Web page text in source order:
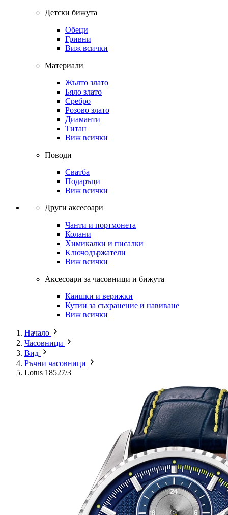
Детски бижута
Обеци
Гривни
Виж всички
Материали
Жълто злато
Бяло злато
Сребро
Розово злато
Диаманти
Титан
Виж всички
Поводи
Сватба
Подаръци
Виж всички
Други аксесоари
Чанти и портмонета
Колани
Химикалки и писалки
Ключодържатели
Виж всички
Аксесоари за часовници и бижута
Каишки и верижки
Кутии за съхранение и навиване
Виж всички
Начало
Часовници
Вид
Ръчни часовници
Lotus 18527/3